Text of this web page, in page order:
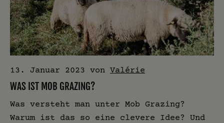
13. Januar 2023 von Valérie
WAS IST MOB GRAZING?
Was versteht man unter Mob Grazing?
Warum ist das so eine clevere Idee? Und